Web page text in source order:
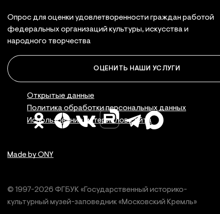
Опрос для оценки удовлетворенности граждан работой
федеральных организаций культуры, искусства и
народного творчества
ОЦЕНИТЬ НАШИ УСЛУГИ
Made by ONY
© 1997-2026 ФГБУК «Государственный историко-
культурный музей-заповедник «Московский Кремль»
Правовая
Открытые данные
Политика обработки персональных данных
Использование материалов сайта